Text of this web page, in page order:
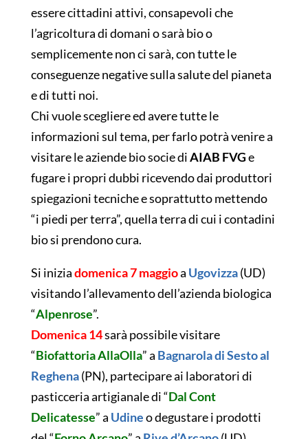
essere cittadini attivi, consapevoli che
l’agricoltura di domani o sarà bio o
semplicemente non ci sarà, con tutte le
conseguenze negative sulla salute del pianeta
e di tutti noi.
Chi vuole scegliere ed avere tutte le
informazioni sul tema, per farlo potrà venire a
visitare le aziende bio socie diAIAB FVGe
fugare i propri dubbi ricevendo dai produttori
spiegazioni tecniche e soprattutto mettendo
“i piedi per terra”, quella terra di cui i contadini
bio si prendono cura.
Si iniziadomenica 7 maggioa Ugovizza(UD)
visitando l’allevamento dell’azienda biologica
“Alpenrose”.
Domenica 14sarà possibile visitare
“Biofattoria AllaOlla” a Bagnarola di Sesto al
Reghena(PN), partecipare ai laboratori di
pasticceria artigianale di “Dal Cont
Delicatesse” a Udineo degustare i prodotti